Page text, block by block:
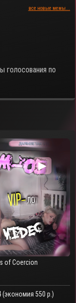
все новые мемы...
голосования по
▶
of Coercion
(экономия 550 р.)